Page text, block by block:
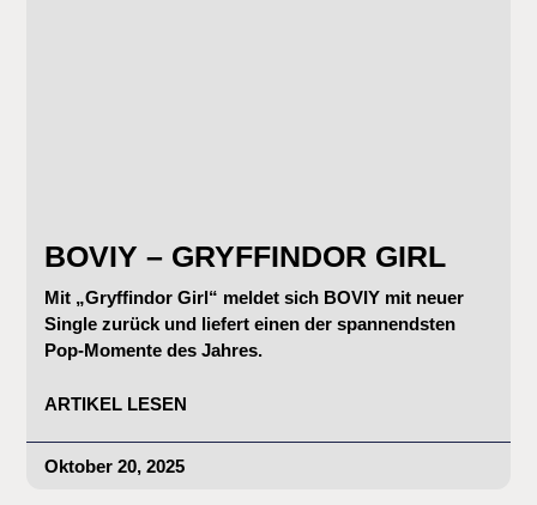
BOVIY – GRYFFINDOR GIRL
Mit „Gryffindor Girl“ meldet sich BOVIY mit neuer
Single zurück und liefert einen der spannendsten
Pop-Momente des Jahres.
ARTIKEL LESEN
Oktober 20, 2025